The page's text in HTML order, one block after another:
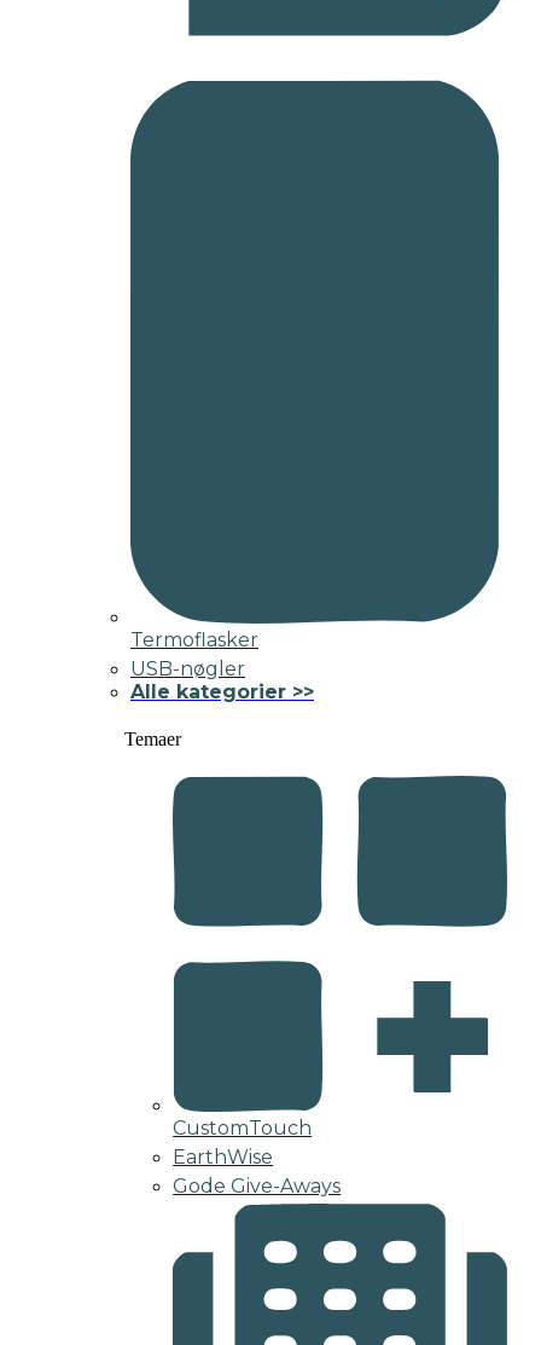
Termoflasker
USB-nøgler
Alle kategorier >>
Temaer
CustomTouch
EarthWise
Gode Give-Aways